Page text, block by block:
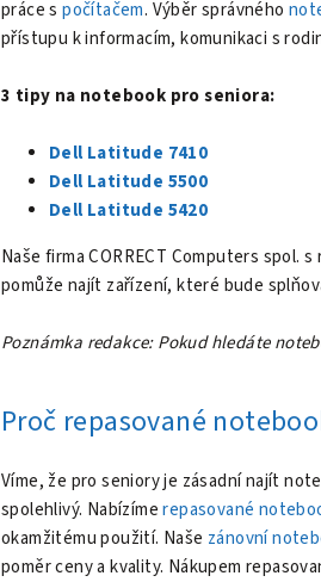
práce spočítačem. Výběr správného
přístupu k informacím, komunikaci s
3 tipy na notebook pro seniora:
Dell Latitude 7410
Dell Latitude 5500
Dell Latitude 5420
Naše firma CORRECT Computers spol.
pomůže najít zařízení, které bude
Poznámka redakce: Pokud hledáte
Proč repasované
Víme, že pro seniory je zásadní najít
spolehlivý. Nabízímerepasované
okamžitému použití. Naše zánovní
poměr ceny a kvality. Nákupem